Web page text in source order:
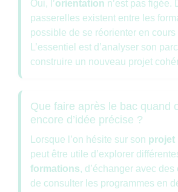
Oui, l’orientation n’est pas figée.
passerelles existent entre les
possible de se réorienter en cours
L’essentiel est d’analyser son
construire un nouveau projet
Que faire après le bac quand
encore d’idée précise ?
Lorsque l’on hésite sur son projet
peut être utile d’explorer
formations, d’échanger avec
de consulter les programmes en